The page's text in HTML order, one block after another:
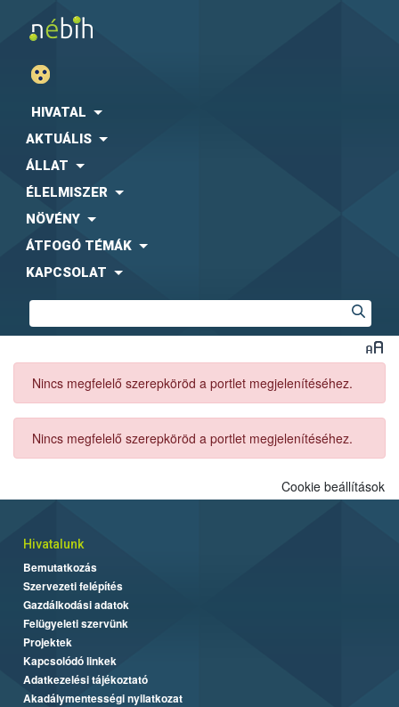
HIVATAL
AKTUÁLIS
ÁLLAT
ÉLELMISZER
NÖVÉNY
ÁTFOGÓ TÉMÁK
KAPCSOLAT
Nincs megfelelő szerepköröd a portlet megjelenítéséhez.
Nincs megfelelő szerepköröd a portlet megjelenítéséhez.
Cookie beállítások
Hivatalunk
Bemutatkozás
Szervezeti felépítés
Gazdálkodási adatok
Felügyeleti szervünk
Projektek
Kapcsolódó linkek
Adatkezelési tájékoztató
Akadálymentességi nyilatkozat